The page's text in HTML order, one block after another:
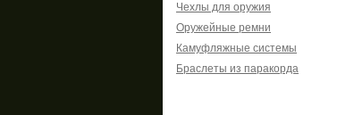
Чехлы для оружия
Оружейные ремни
Камуфляжные системы
Браслеты из паракорда